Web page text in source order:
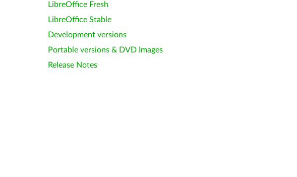
LibreOffice Fresh
LibreOffice Stable
Development versions
Portable versions & DVD Images
Release Notes